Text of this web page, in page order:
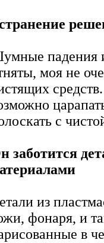
падения
моя не
с
заботится
из
фонаря, и
в